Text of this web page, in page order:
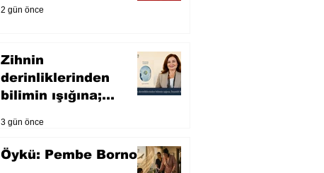
2 gün önce
Zihnin
derinliklerinden
bilimin ışığına;
3 gün önce
Öykü: Pembe Bornoz